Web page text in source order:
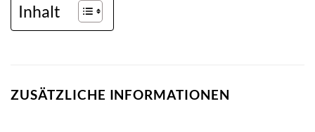
Inhalt
ZUSÄTZLICHE INFORMATIONEN